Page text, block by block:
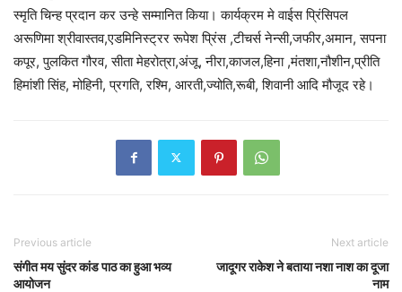
स्मृति चिन्ह प्रदान कर उन्हे सम्मानित किया। कार्यक्रम मे वाईस प्रिंसिपल
अरूणिमा श्रीवास्तव,एडमिनिस्ट्रर रूपेश प्रिंस ,टीचर्स नेन्सी,जफीर,अमान, सपना
कपूर, पुलकित गौरव, सीता मेहरोत्रा,अंजू, नीरा,काजल,हिना ,मंतशा,नौशीन,प्रीति
हिमांशी सिंह, मोहिनी, प्रगति, रश्मि, आरती,ज्योति,रूबी, शिवानी आदि मौजूद रहे।
Previous article
संगीत मय सुंदर कांड पाठ का हुआ भव्य
आयोजन
Next article
जादूगर राकेश ने बताया नशा नाश का दूजा
नाम